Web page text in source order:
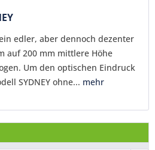
edler, aber dennoch dezenter
auf 200 mm mittlere Höhe
Um den optischen Eindruck
SYDNEY ohne... mehr